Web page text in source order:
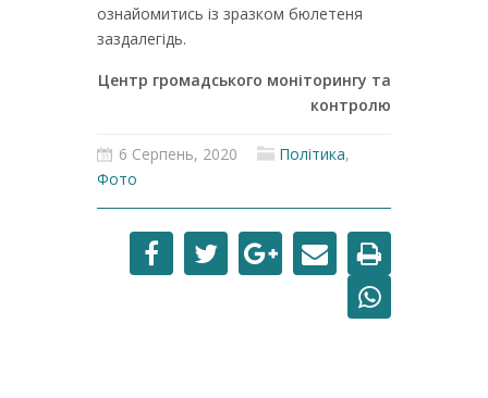
ознайомитись із зразком бюлетеня
заздалегідь.
Центр громадського моніторингу та
контролю
6 Серпень, 2020 Політика,
Фото